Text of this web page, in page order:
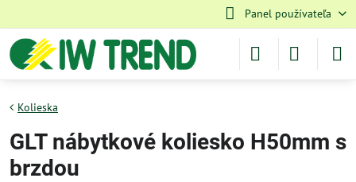
Panel používateľa
Kolieska
GLT nábytkové koliesko H50mm s
brzdou